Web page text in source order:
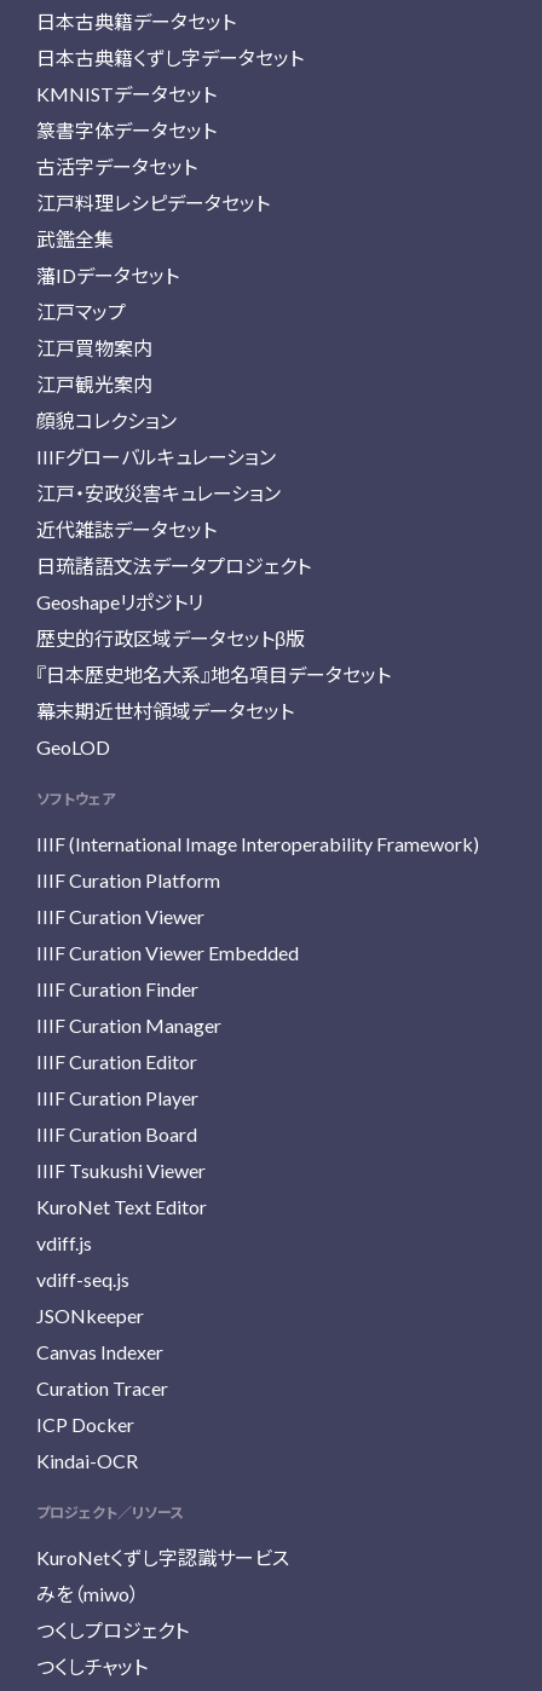
日本古典籍データセット
日本古典籍くずし字データセット
KMNISTデータセット
篆書字体データセット
古活字データセット
江戸料理レシピデータセット
武鑑全集
藩IDデータセット
江戸マップ
江戸買物案内
江戸観光案内
顔貌コレクション
IIIFグローバルキュレーション
江戸・安政災害キュレーション
近代雑誌データセット
日琉諸語文法データプロジェクト
Geoshapeリポジトリ
歴史的行政区域データセットβ版
『日本歴史地名大系』地名項目データセット
幕末期近世村領域データセット
GeoLOD
ソフトウェア
IIIF (International Image Interoperability Framework)
IIIF Curation Platform
IIIF Curation Viewer
IIIF Curation Viewer Embedded
IIIF Curation Finder
IIIF Curation Manager
IIIF Curation Editor
IIIF Curation Player
IIIF Curation Board
IIIF Tsukushi Viewer
KuroNet Text Editor
vdiff.js
vdiff-seq.js
JSONkeeper
Canvas Indexer
Curation Tracer
ICP Docker
Kindai-OCR
プロジェクト／リソース
KuroNetくずし字認識サービス
みを（miwo）
つくしプロジェクト
つくしチャット